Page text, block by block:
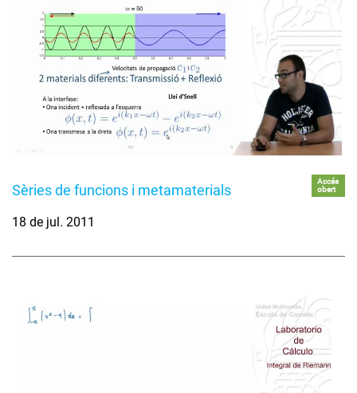
Sèries de funcions i metamaterials
Accés
obert
18 de jul. 2011